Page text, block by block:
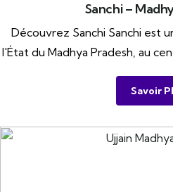
Sanchi –
Découvrez Sanchi Sanchi est
l'État du Madhya Pradesh, au
Savoir